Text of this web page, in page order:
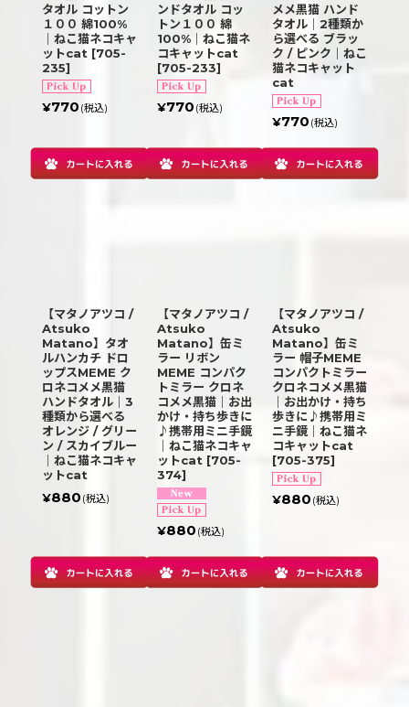
タオル コットン
１００ 綿100%
｜ねこ猫ネコキャ
ットcat [705-
235]
¥770 (税込)
ンドタオル コッ
トン１００ 綿
100%｜ねこ猫ネ
コキャットcat
[705-233]
¥770 (税込)
メメ黒猫 ハンド
タオル｜2種類か
ら選べる ブラッ
ク / ピンク｜ねこ
猫ネコキャット
cat
¥770 (税込)
【マタノアツコ /
Atsuko
Matano】タオ
ルハンカチ ドロ
ップスMEME ク
ロネコメメ黒猫
ハンドタオル｜3
種類から選べる
オレンジ / グリー
ン / スカイブルー
｜ねこ猫ネコキャ
ットcat
¥880 (税込)
【マタノアツコ /
Atsuko
Matano】缶ミ
ラー リボン
MEME コンパク
トミラー クロネ
コメメ黒猫｜お出
かけ・持ち歩きに
♪携帯用ミニ手鏡
｜ねこ猫ネコキャ
ットcat [705-
374]
¥880 (税込)
【マタノアツコ /
Atsuko
Matano】缶ミ
ラー 帽子MEME
コンパクトミラー
クロネコメメ黒猫
｜お出かけ・持ち
歩きに♪携帯用ミ
ニ手鏡｜ねこ猫ネ
コキャットcat
[705-375]
¥880 (税込)